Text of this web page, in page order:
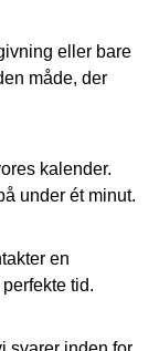
eller bare
måde, der
kalender.
under ét minut.
en
tid.